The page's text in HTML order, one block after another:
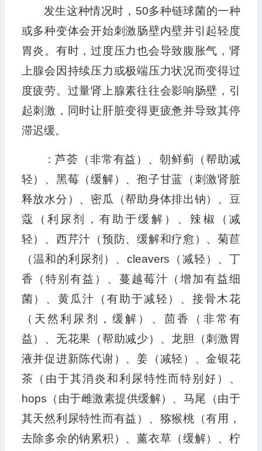
发生这种情况时，50多种链球菌的一种
或多种变体会开始刺激肠壁内壁并引起轻度
胃炎。有时，过度压力也会导致腹胀气，肾
上腺会因持续压力或极端压力状况而变得过
度疲劳。过量肾上腺素往往会影响肠壁，引
起刺激，同时让肝脏变得更疲惫并导致其停
滞迟缓。
：芦荟（非常有益）、朝鲜蓟（帮助减
轻）、黑莓（缓解）、孢子甘蓝（刺激肾脏
释放水分）、密瓜（帮助身体排出钠）、豆
蔻（利尿剂，有助于缓解）、辣椒（减
轻）、西芹汁（预防、缓解和疗愈）、菊苣
（温和的利尿剂）、cleavers（减轻）、丁
香（特别有益）、蔓越莓汁（增加有益细
菌）、黄瓜汁（有助于减轻）、接骨木花
（天然利尿剂，缓解）、茴香（非常有
益）、无花果（帮助减少）、龙胆（刺激胃
液并促进新陈代谢）、姜（减轻）、金银花
茶（由于其消炎和利尿特性而特别好）、
hops（由于雌激素提供缓解）、马尾（由于
其天然利尿特性而有益）、猕猴桃（有用，
去除多余的钠累积）、薰衣草（缓解）、柠